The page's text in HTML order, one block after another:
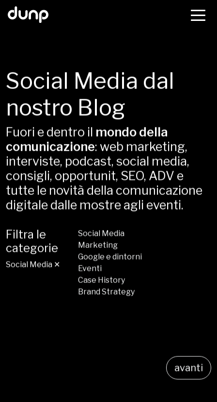
dunp
Social Media dal
nostro Blog
Fuori e dentro il mondo della
comunicazione: web marketing,
interviste, podcast, social media,
consigli, opportunit, SEO, ADV e
tutte le novità della comunicazione
digitale dalle mostre agli eventi.
Filtra le
categorie
Social Media ✕
Social Media
Marketing
Google e dintorni
Eventi
Case History
Brand Strategy
avanti